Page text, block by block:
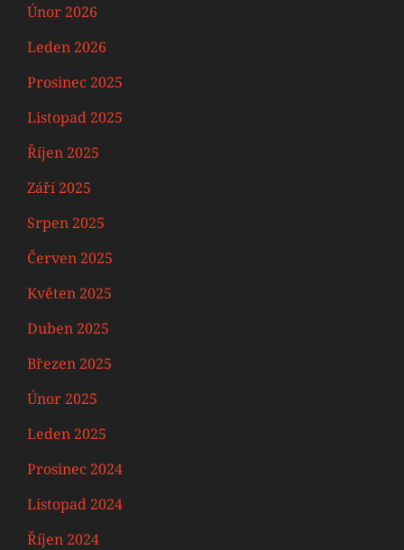
Únor 2026
Leden 2026
Prosinec 2025
Listopad 2025
Říjen 2025
Září 2025
Srpen 2025
Červen 2025
Květen 2025
Duben 2025
Březen 2025
Únor 2025
Leden 2025
Prosinec 2024
Listopad 2024
Říjen 2024